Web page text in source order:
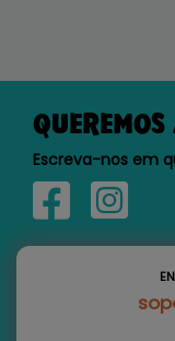
Escreva-nos em